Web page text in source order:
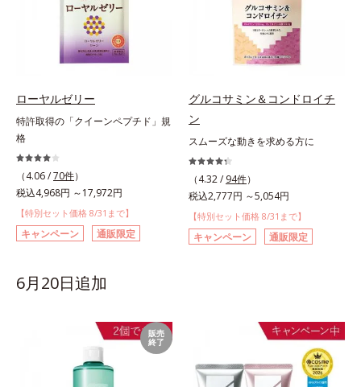
ローヤルゼリー
特許取得の「クイーンペプチド」規
格
（4.06 /70件）
税込4,968円 ～17,972円
【特別セット価格 8/31まで】
キャンペーン 通販限定
グルコサミン＆コンドロイチ
ン
スムーズな動きを求める方に
（4.32 / 94件）
税込2,777円 ～5,054円
【特別セット価格 8/31まで】
キャンペーン 通販限定
6月20日追加
販売
終了